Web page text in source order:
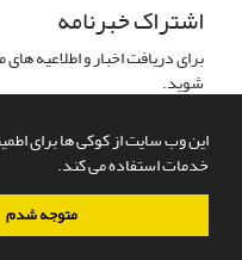
این وب سایت از کوکی ها برای
خدمات استفاده می کند.
متوجه شدم
اشتراک خبرنامه
برای دریافت اخبار و اطلاعیه
شوید.
سامانه مدیریت نشریات علمی.